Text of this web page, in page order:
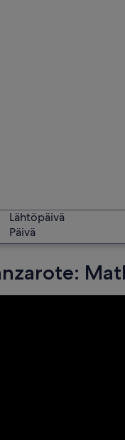
Lähtöpäivä
Päivä